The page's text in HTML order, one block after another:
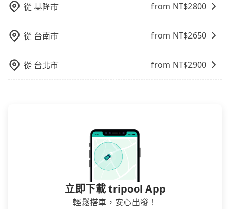
從基隆市 from NT$2800
從 台南市 from NT$2650
從 台北市 from NT$2900
立即下載 tripool App
輕鬆搭車，安心出發！